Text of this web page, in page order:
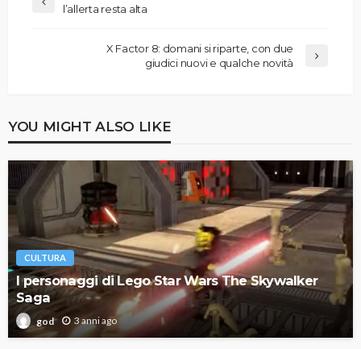
l’allerta resta alta
X Factor 8: domani si riparte, con due
giudici nuovi e qualche novità
YOU MIGHT ALSO LIKE
CULTURA
I personaggi di Lego Star Wars The Skywalker
Saga
god 3 anni ago